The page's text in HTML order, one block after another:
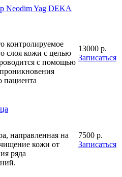
Neodim Yag DEKA
контролируемое
слоя кожи с целью
с помощью
пациента
13000 р.
Записаться
направленная на
кожи от
ряда
7500 р.
Записаться